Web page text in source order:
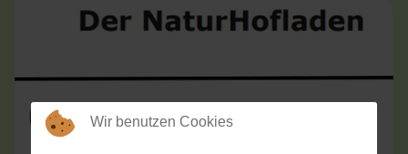
Wir benutzen Cookies